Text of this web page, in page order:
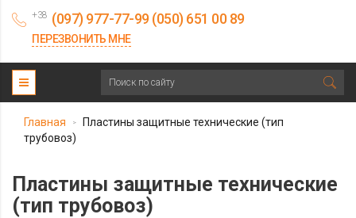
+38 (097) 977-77-99 (050) 651 00 89
ПЕРЕЗВОНИТЬ МНЕ
Главная >
Пластины защитные технические (тип
трубовоз)
Пластины защитные технические
(тип трубовоз)